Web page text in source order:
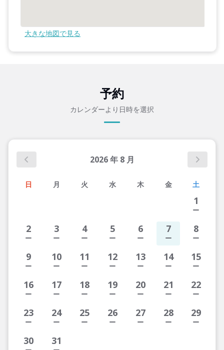
大きな地図で見る
予約
カレンダーより日時を選択
2026年 8 月
日 月 火 水 木 金 土
1
2 3 4 5 6 7 8
9 10 11 12 13 14 15
16 17 18 19 20 21 22
23 24 25 26 27 28 29
30 31